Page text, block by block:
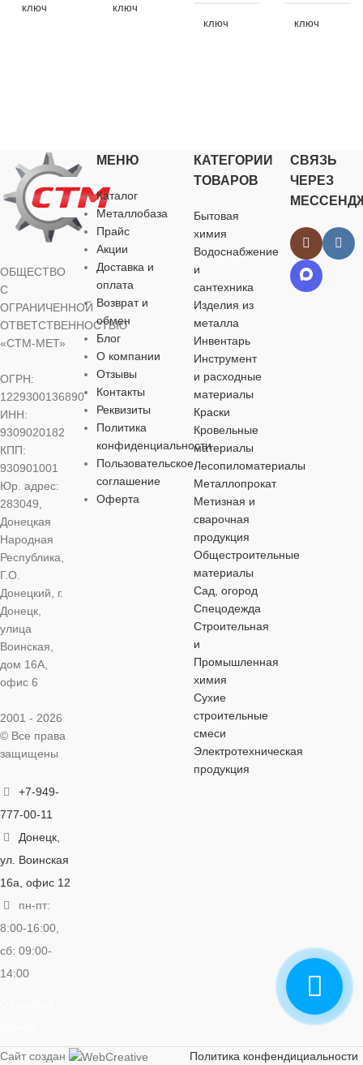
ключ
ЦВЕТ
серебристый
КЛЮЧА
МАТЕРИАЛ
хромованадиевая
сталь (CrV)
ОСОБЕННОСТИ
комбинированный
ключ
серебристый
РАЗМЕР
КЛЮЧА
10 мм
МАТЕРИАЛ
ОСОБЕННОСТИ
комбинированный
ключ
ЦВЕТ
КЛЮЧА
МАТЕРИАЛ
сталь (CrV)
ОСОБЕННОСТИ
комбинированный
ключ
ЦВЕТ
серебристый
РАЗМЕР
КЛЮЧА
ОБЩЕСТВО
С
ОГРАНИЧЕННОЙ
ОТВЕТСТВЕННОСТЬЮ
«СТМ-МЕТ»
ОГРН:
1229300136890
ИНН:
9309020182
КПП:
930901001
Юр. адрес:
283049,
Донецкая
Народная
Республика,
Г.О.
Донецкий, г.
Донецк,
улица
Воинская,
дом 16А,
офис 6
2001 - 2026
© Все права
защищены
+7-949-
777-00-11
Донецк,
ул. Воинская
16а, офис 12
пн-пт:
8:00-16:00,
сб: 09:00-
14:00
МЕНЮ
Каталог
Металлобаза
Прайс
Акции
Доставка и
оплата
Возврат и
обмен
Блог
О компании
Отзывы
Контакты
Реквизиты
Политика
конфиденциальности
Пользовательское
соглашение
Оферта
КАТЕГОРИИ
ТОВАРОВ
Бытовая
химия
Водоснабжение
и
сантехника
Изделия из
металла
Инвентарь
Инструмент
и расходные
материалы
Краски
Кровельные
материалы
Лесопиломатериалы
Металлопрокат
Метизная и
сварочная
продукция
Общестроительные
материалы
Сад, огород
Спецодежда
Строительная
и
Промышленная
химия
Сухие
строительные
смеси
Электротехническая
продукция
СВЯЗЬ
ЧЕРЕЗ
Сайт создан Политика конфендициальности